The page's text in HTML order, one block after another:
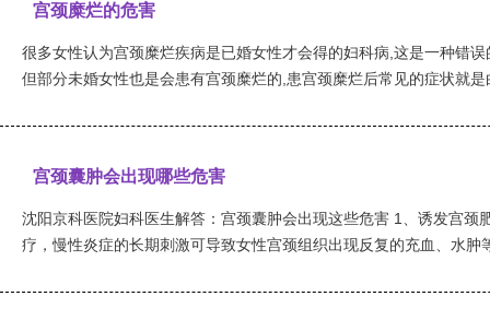
宫颈糜烂的危害
很多女性认为宫颈糜烂疾病是已婚女性才会得的妇科病,这是一种错
但部分未婚女性也是会患有宫颈糜烂的,患宫颈糜烂后常见的症状就
宫颈囊肿会出现哪些危害
沈阳京科医院妇科医生解答：宫颈囊肿会出现这些危害 1、诱发宫颈
疗，慢性炎症的长期刺激可导致女性宫颈组织出现反复的充血、水肿